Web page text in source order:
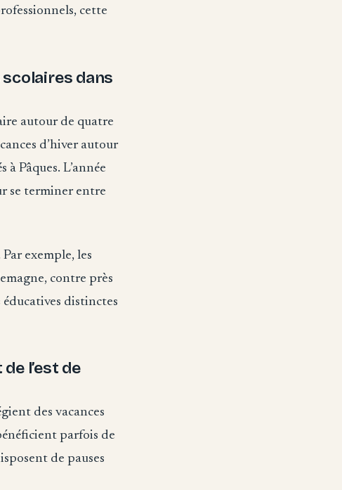
cette
dans
autour de quatre
d’hiver autour
Pâques. L’année
se terminer entre
exemple, les
contre près
distinctes
l’est de
des vacances
parfois de
de pauses